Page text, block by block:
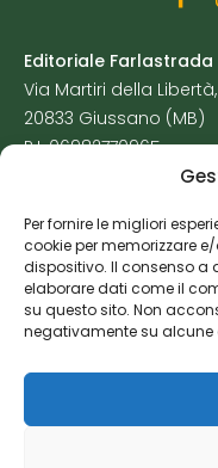
Per fornire le migliori
cookie per memorizzare
dispositivo. Il consenso a
elaborare dati come il
su questo sito. Non
negativamente su alcune
Editoriale Farlastrada
Via Martiri della
20833 Giussano (MB)
P.I. 06982770965
Cookie Policy
Risorse Aggiuntive